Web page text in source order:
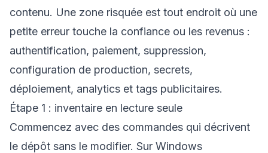
contenu. Une zone risquée est tout endroit où une
petite erreur touche la confiance ou les revenus :
authentification, paiement, suppression,
configuration de production, secrets,
déploiement, analytics et tags publicitaires.
Étape 1 : inventaire en lecture seule
Commencez avec des commandes qui décrivent
le dépôt sans le modifier. Sur Windows